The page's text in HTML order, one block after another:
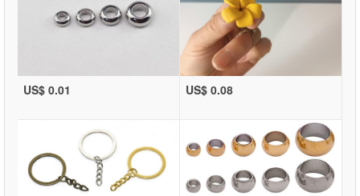
US$ 0.01 US$ 0.08